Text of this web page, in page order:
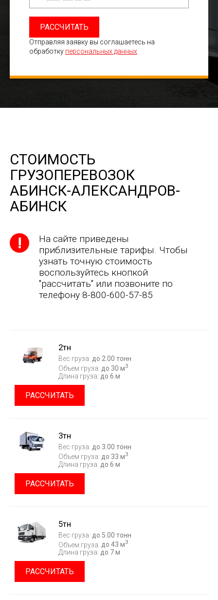
РАССЧИТАТЬ
Отправляя заявку вы соглашаетесь на
обработку персональных данных
СТОИМОСТЬ
ГРУЗОПЕРЕВОЗОК
АБИНСК-АЛЕКСАНДРОВ-
АБИНСК
На сайте приведены
приблизительные тарифы. Чтобы
узнать точную стоимость
воспользуйтесь кнопкой
"рассчитать" или позвоните по
телефону 8-800-600-57-85
2тн
Вес груза: до 2.00 тонн
Объем груза: до 30 м3
Длина груза: до 6 м
РАССЧИТАТЬ
3тн
Вес груза: до 3.00 тонн
Объем груза: до 33 м3
Длина груза: до 6 м
РАССЧИТАТЬ
5тн
Вес груза: до 5.00 тонн
Объем груза: до 43 м3
Длина груза: до 7 м
РАССЧИТАТЬ